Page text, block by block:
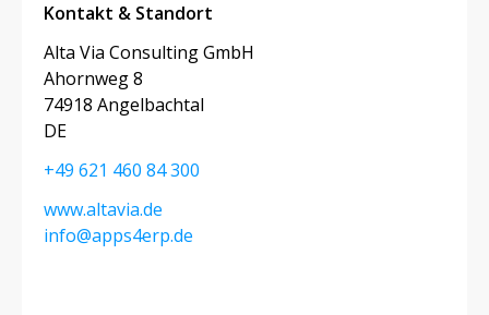
Kontakt & Standort
Alta Via Consulting GmbH
Ahornweg 8
74918 Angelbachtal
DE
+49 621 460 84 300
www.altavia.de
info@apps4erp.de